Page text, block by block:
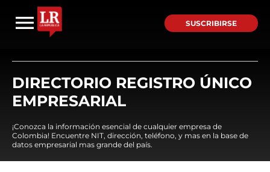
SUSCRIBIRSE
DIRECTORIO REGISTRO ÚNICO
EMPRESARIAL
¡Conozca la información esencial de cualquier empresa de
Colombia! Encuentre NIT, dirección, teléfono, y mas en la base de
datos empresarial mas grande del país.